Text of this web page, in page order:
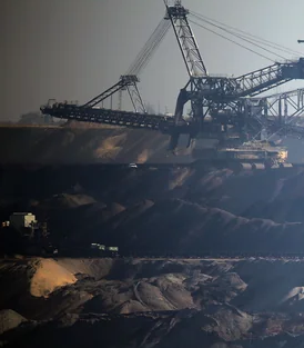
verlag
shop
fragen & hilfe
unterstützen